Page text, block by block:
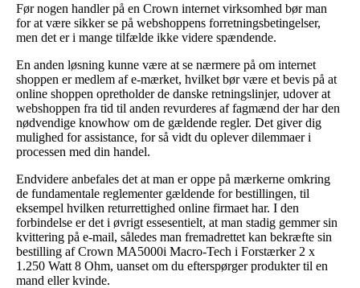
Før nogen handler på en Crown internet virksomhed bør man
for at være sikker se på webshoppens forretningsbetingelser,
men det er i mange tilfælde ikke videre spændende.
En anden løsning kunne være at se nærmere på om internet
shoppen er medlem af e-mærket, hvilket bør være et bevis på at
online shoppen opretholder de danske retningslinjer, udover at
webshoppen fra tid til anden revurderes af fagmænd der har den
nødvendige knowhow om de gældende regler. Det giver dig
mulighed for assistance, for så vidt du oplever dilemmaer i
processen med din handel.
Endvidere anbefales det at man er oppe på mærkerne omkring
de fundamentale reglementer gældende for bestillingen, til
eksempel hvilken returrettighed online firmaet har. I den
forbindelse er det i øvrigt essesentielt, at man stadig gemmer sin
kvittering på e-mail, således man fremadrettet kan bekræfte sin
bestilling af Crown MA5000i Macro-Tech i Forstærker 2 x
1.250 Watt 8 Ohm, uanset om du efterspørger produkter til en
mand eller kvinde.